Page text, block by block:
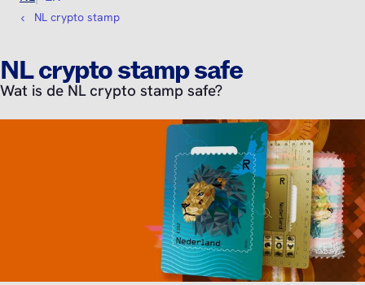
NL crypto stamp
NL crypto stamp safe
Wat is de NL crypto stamp safe?